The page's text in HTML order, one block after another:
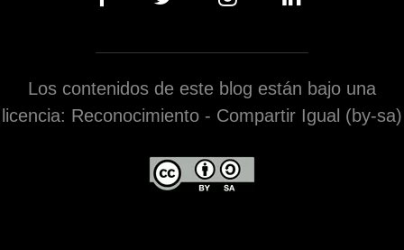
Los contenidos de este blog están bajo una
licencia: Reconocimiento - Compartir Igual (by-sa)